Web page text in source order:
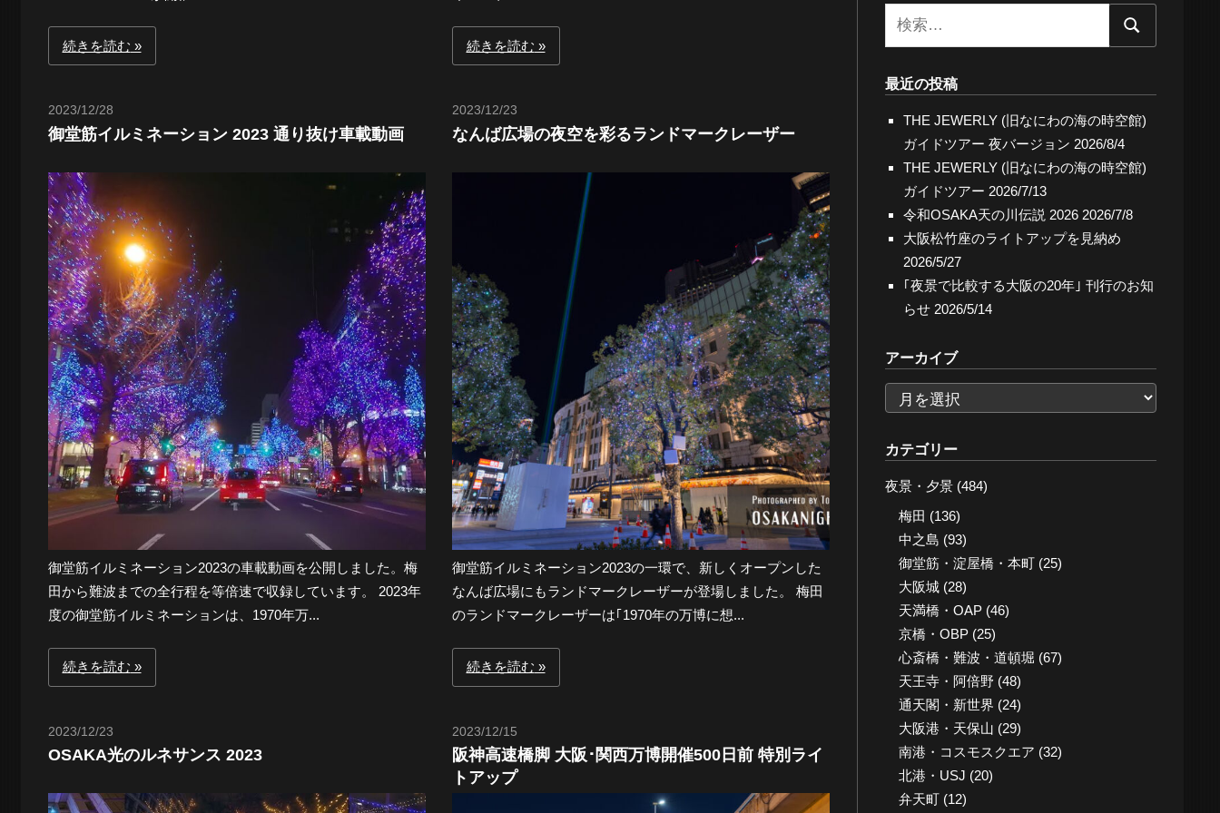
と
都
市
風
景
探
訪-
続きを読む 続きを読む
2023/12/28
御堂筋イルミネーション 2023 通り抜け車載動画
御堂筋イルミネーション2023の車載動画を公開しました。梅
田から難波までの全行程を等倍速で収録しています。 2023年
度の御堂筋イルミネーションは、1970年万...
続きを読む
2023/12/23
なんば広場の夜空を彩るランドマークレーザー
御堂筋イルミネーション2023の一環で、新しくオープンした
なんば広場にもランドマークレーザーが登場しました。 梅田
のランドマークレーザーは｢1970年の万博に想...
続きを読む
2023/12/23
OSAKA光のルネサンス 2023
2023/12/15
阪神高速橋脚 大阪･関西万博開催500日前 特別ライ
トアップ
検
最近の投稿
THE JEWERLY (旧なにわの海の時空館)
ガイドツアー 夜バージョン 2026/8/4
THE JEWERLY (旧なにわの海の時空館)
ガイドツアー 2026/7/13
令和OSAKA天の川伝説 2026 2026/7/8
大阪松竹座のライトアップを見納め
2026/5/27
｢夜景で比較する大阪の20年｣ 刊行のお知
らせ 2026/5/14
アーカイブ
ー
カ
イ
ブ
カテゴリー
夜景・夕景(484)
梅田 (136)
中之島 (93)
御堂筋・淀屋橋・本町(25)
大阪城(28)
天満橋・OAP(46)
京橋・OBP(25)
心斎橋・難波・道頓堀 (67)
天王寺・阿倍野(48)
通天閣・新世界 (24)
大阪港・天保山 (29)
南港・コスモスクエア (32)
北港・USJ (20)
弁天町(12)